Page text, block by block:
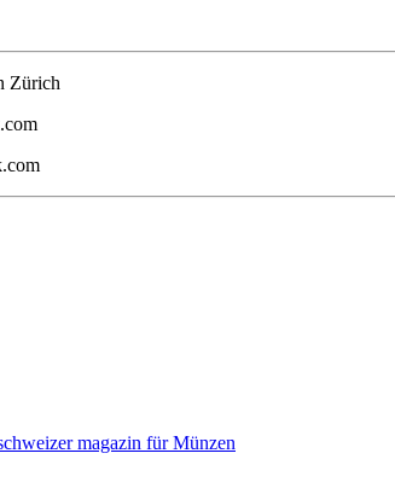
Zürich
magazin für Münzen